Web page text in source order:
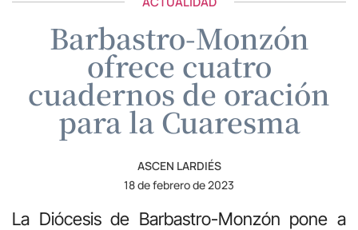
Barbastro-Monzón
ofrece cuatro
cuadernos de oración
para la Cuaresma
ASCEN LARDIÉS
18 de febrero de 2023
La Diócesis de Barbastro-Monzón pone a